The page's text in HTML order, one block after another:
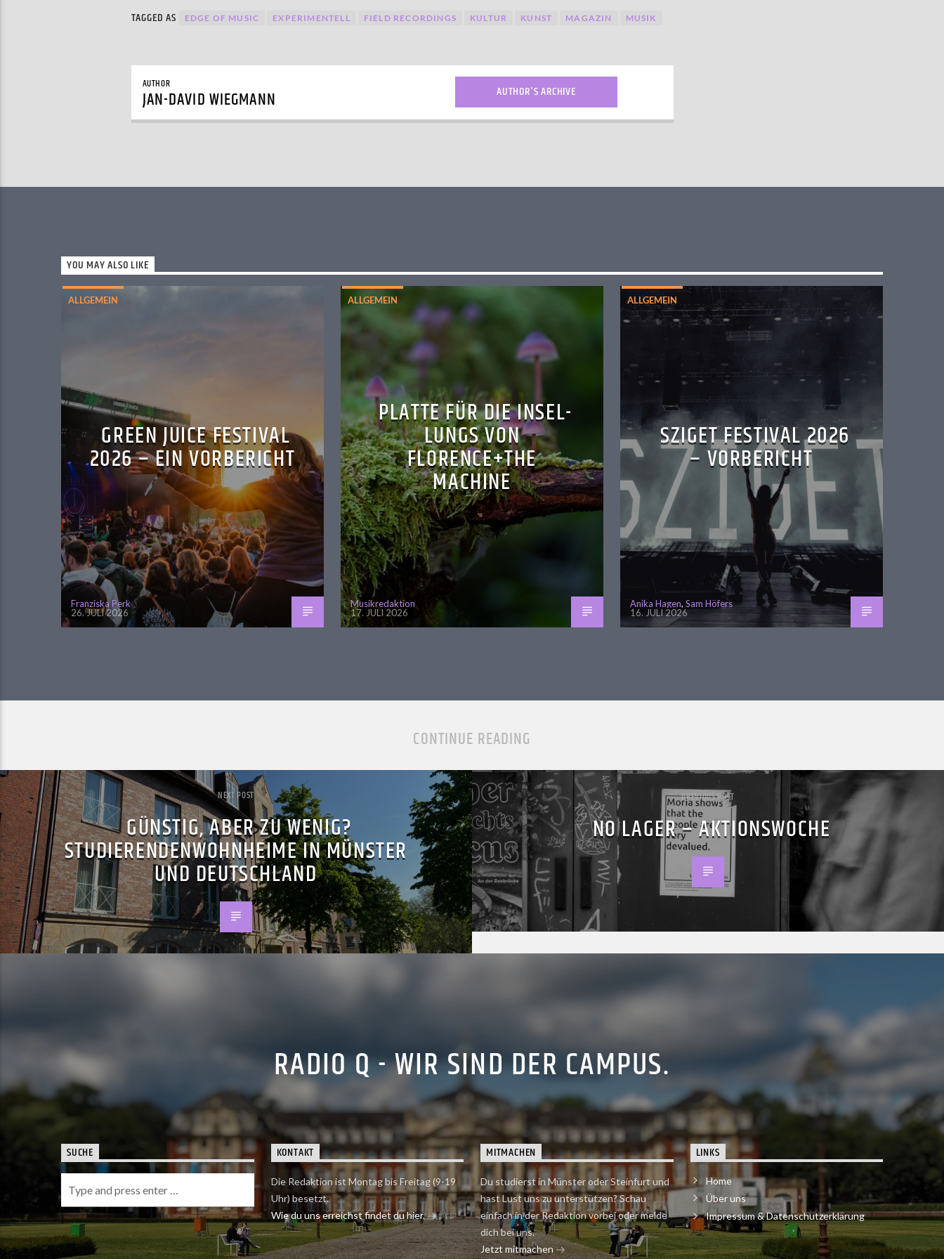
TAGGED AS EDGE OF MUSIC EXPERIMENTELL FIELD RECORDINGS KULTUR KUNST MAGAZIN MUSIK
AUTHOR
JAN-DAVID WIEGMANN AUTHOR'S ARCHIVE
YOU MAY ALSO LIKE
ALLGEMEIN
GREEN JUICE FESTIVAL
2026 – EIN VORBERICHT
Franziska Perk
26. JULI 2026
ALLGEMEIN
PLATTE FÜR DIE INSEL-
LUNGS VON
FLORENCE+THE
MACHINE
Musikredaktion
17. JULI 2026
ALLGEMEIN
SZIGET FESTIVAL 2026
– VORBERICHT
Anika Hagen, Sam Höfers
16. JULI 2026
CONTINUE READING
NEXT POST
GÜNSTIG, ABER ZU WENIG?
STUDIERENDENWOHNHEIME IN MÜNSTER
UND DEUTSCHLAND
PREVIOUS POST
NO LAGER – AKTIONSWOCHE
RADIO Q - WIR SIND DER CAMPUS.
SUCHE KONTAKT
Die Redaktion ist Montag bis Freitag (9-19
Uhr) besetzt.
Wie du uns erreichst findet du hier.
MITMACHEN
Du studierst in Münster oder Steinfurt und
hast Lust uns zu unterstützen? Schau
einfach in der Redaktion vorbei oder melde
dich bei uns.
Jetzt mitmachen
LINKS
Home
Über uns
Impressum & Datenschutzerklärung